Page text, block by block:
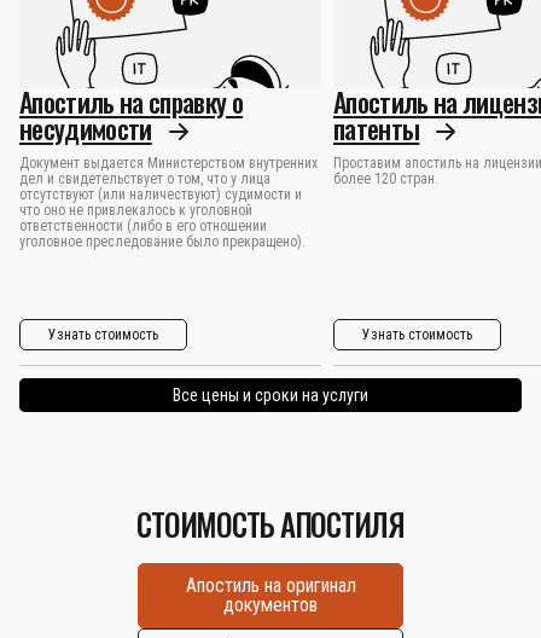
Апостиль на справку о
несудимости
Документ выдается Министерством внутренних
дел и свидетельствует о том, что у лица
отсутствуют (или наличествуют) судимости и
что оно не привлекалось к уголовной
ответственности (либо в его отношении
уголовное преследование было прекращено).
Узнать стоимость
Апостиль на
патенты
Проставим апостиль на
более 120 стран.
Узнать стоимость
Все цены и сроки на услуги
СТОИМОСТЬ АПОСТИЛЯ
Апостиль на оригинал
документов